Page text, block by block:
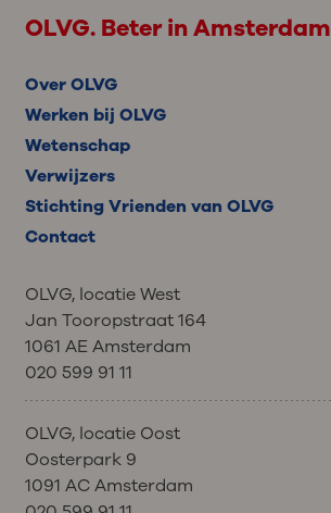
OLVG. Beter in Amsterdam
Over OLVG
Werken bij OLVG
Wetenschap
Verwijzers
Stichting Vrienden van OLVG
Contact
OLVG, locatie West
Jan Tooropstraat 164
1061 AE Amsterdam
020 599 91 11
OLVG, locatie Oost
Oosterpark 9
1091 AC Amsterdam